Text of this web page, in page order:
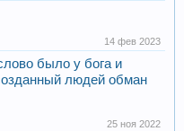
14 фев 2023
было у бога и
людей обман
25 ноя 2022